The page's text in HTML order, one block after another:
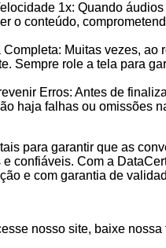
1x: Quando
o conteúdo,
Completa: Muitas vezes,
Sempre role a tela para
Erros: Antes de
haja falhas ou omissões
para garantir que as
confiáveis. Com a
e com garantia de
nosso site, baixe